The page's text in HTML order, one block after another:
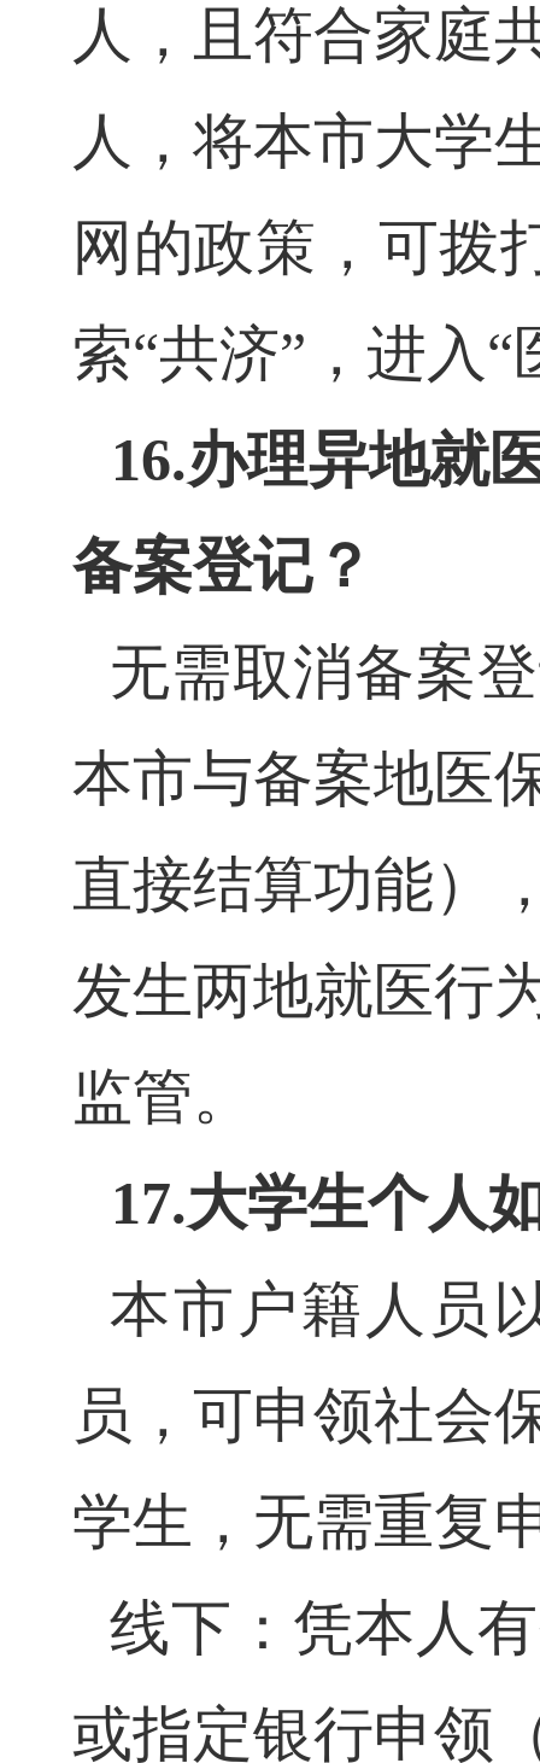
人，且符合家庭
人，将本市大学
网的政策，可拨
索“共济”，进入
16.办理异地就
备案登记？
无需取消备案
本市与备案地医
直接结算功能）
发生两地就医行
监管。
17.大学生个人
本市户籍人员
员，可申领社会
学生，无需重复
线下：凭本人
或指定银行申领